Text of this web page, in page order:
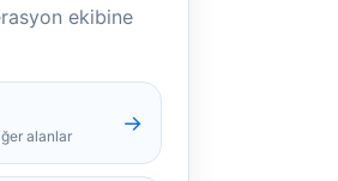
ekibine
alanlar
→